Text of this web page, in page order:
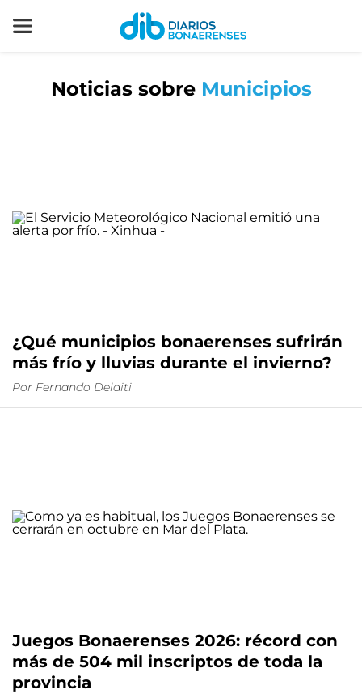
Noticias sobre Municipios
¿Qué municipios bonaerenses sufrirán
más frío y lluvias durante el invierno?
Por Fernando Delaiti
Juegos Bonaerenses 2026: récord con
más de 504 mil inscriptos de toda la
provincia